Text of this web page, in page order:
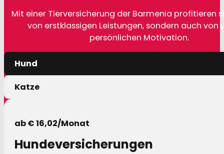
Mit einer Tierversicherung der Barmenia profitieren
von erstklassigen Leistungen, sondern auch von
persönlichen Motivation.
Hund
Katze
ab € 16,02/Monat
Hundeversicherungen